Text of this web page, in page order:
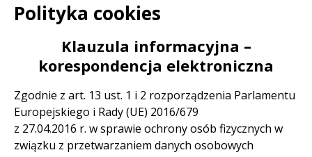
Polityka cookies
Klauzula informacyjna –
korespondencja elektroniczna
Zgodnie z art. 13 ust. 1 i 2 rozporządzenia Parlamentu
Europejskiego i Rady (UE) 2016/679
z 27.04.2016 r. w sprawie ochrony osób fizycznych w
związku z przetwarzaniem danych osobowych